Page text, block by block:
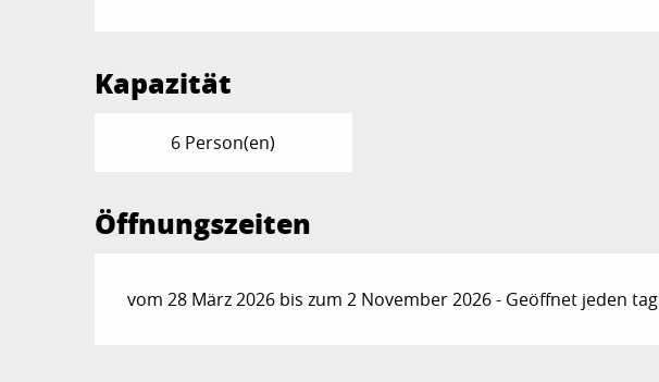
Kapazität
6 Person(en)
Öffnungszeiten
vom 28 März 2026 bis zum 2 November 2026 - Geöffnet jeden tag